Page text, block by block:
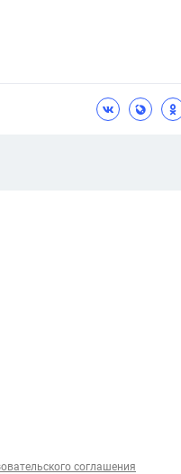
соглашения